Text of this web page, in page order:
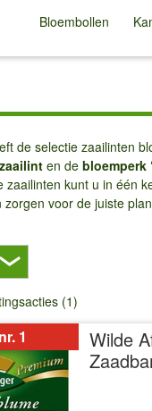
Bloembollen
↓ ↓
de selectie zaailinten
en de bloemperk
zaailinten kunt u in één
voor de juiste
(1)
1
Wilde